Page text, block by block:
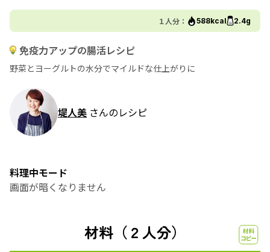
１人分： 588kcal 2.4g
免疫力アップの腸活レシピ
野菜とヨーグルトの水分でマイルドな仕上がりに
堤人美 さんのレシピ
料理中モード
画面が暗くなりません
材料（２人分）